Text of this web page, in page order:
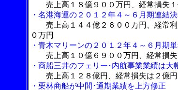
売上高１８億９００万円、経常損失
・名港海運の２０１２年４～６月期連結
売上高１４４億２６００万円、経常
０万円
・青木マリーンの２０１２年４～６月期
売上高１０億６９００万円、経常損
・商船三井のフェリー･内航事業業績は大
売上高１２８億円、経常損失は２億円
・栗林商船が中間･通期業績を上方修正